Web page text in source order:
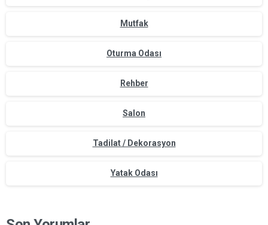
Mutfak
Oturma Odası
Rehber
Salon
Tadilat / Dekorasyon
Yatak Odası